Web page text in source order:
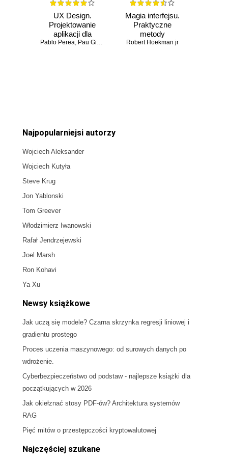
UX Design.
Projektowanie
aplikacji dla
urządzeń
Pablo Perea, Pau Giner
Magia interfejsu.
Praktyczne
metody
projektowania
Robert Hoekman jr
Najpopularniejsi autorzy
Wojciech Aleksander
Wojciech Kutyła
Steve Krug
Jon Yablonski
Tom Greever
Włodzimierz Iwanowski
Rafał Jendrzejewski
Joel Marsh
Ron Kohavi
Ya Xu
Newsy książkowe
Jak uczą się modele? Czarna skrzynka regresji liniowej i
gradientu prostego
Proces uczenia maszynowego: od surowych danych po
wdrożenie.
Cyberbezpieczeństwo od podstaw - najlepsze książki dla
początkujących w 2026
Jak okiełznać stosy PDF-ów? Architektura systemów
RAG
Pięć mitów o przestępczości kryptowalutowej
Najczęściej szukane